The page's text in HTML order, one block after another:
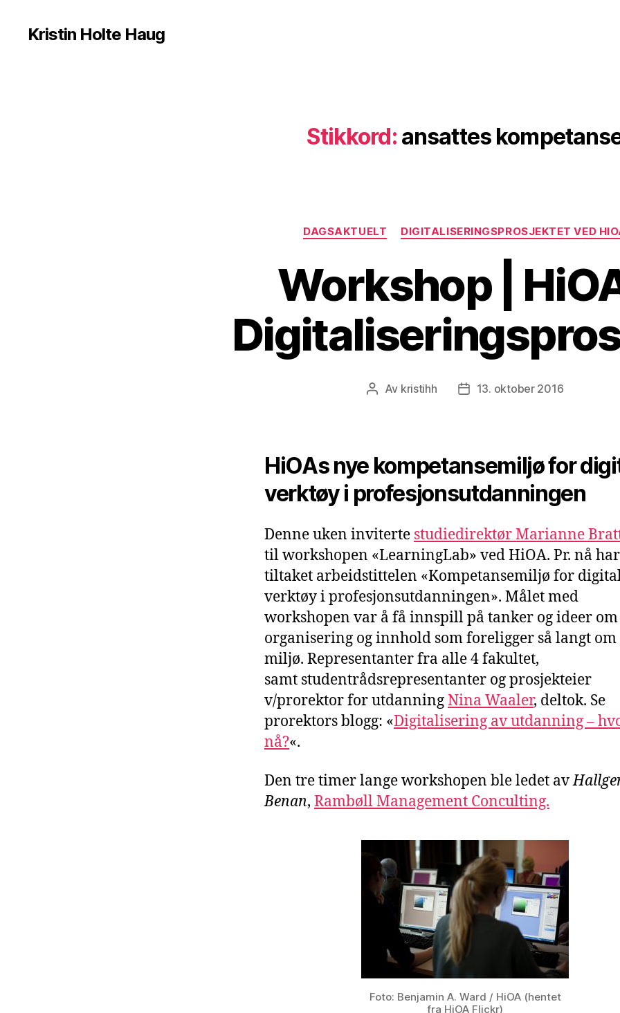
Kristin Holte Haug
Stikkord: ansattes
Kategorier
DAGSAKTUELT DIGITALISERINGSPROSJEKTET VED
Workshop |
Innleggsforfatter
Av kristihh Publiseringsdato
13. oktober 2016
HiOAs nye kompetansemiljø for
verktøy i profesjonsutdanningen
Denne uken inviterte studiedirektør Marianne
til workshopen «LearningLab» ved HiOA. Pr. nå har
tiltaket arbeidstittelen «Kompetansemiljø for
verktøy i profesjonsutdanningen». Målet med
workshopen var å få innspill på tanker og ideer om
organisering og innhold som foreligger så langt
miljø. Representanter fra alle 4 fakultet,
samt studentrådsrepresentanter og prosjekteier
v/prorektor for utdanningNina Waaler, deltok. Se
prorektors blogg: «Digitalisering av utdanning –
nå?«.
Den tre timer lange workshopen ble ledet av
Benan, Rambøll Management Conculting.
Foto: Benjamin A. Ward / HiOA (hentet
fra HiOA Flickr)